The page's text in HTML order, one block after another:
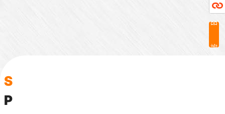
品
詢
S
P